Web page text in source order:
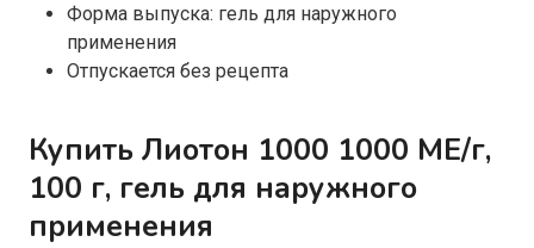
Форма выпуска: гель для наружного
применения
Отпускается без рецепта
Купить Лиотон 1000 1000 МЕ/г,
100 г, гель для наружного
применения